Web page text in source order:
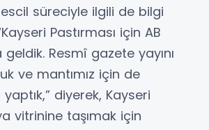
süreciyle ilgili de bilgi
Pastırması için AB
Resmî gazete yayını
ve mantımız için de
yaptık,” diyerek, Kayseri
vitrinine taşımak için